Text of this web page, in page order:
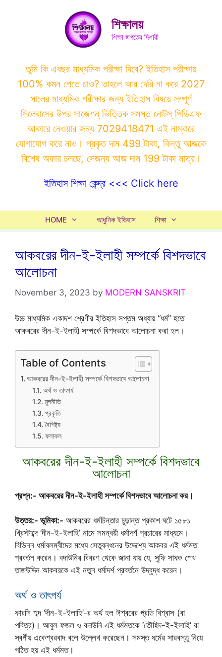
শিক্ষালয়
শিক্ষা জগতের দিশারী
তুমি কি এবছর মাধ্যমিক পরীক্ষা দিবে? ইতিহাস পরীক্ষায়
100% কমন পেতে চাও? তাহলে আর দেরি না করে 2027
সালের মাধ্যমিক পরীক্ষার জন্য ইতিহাস বিষয়ে সম্পূর্ণ
সিলেবাসের উপর সাজেশন্ ভিত্তিক সমস্ত নোটস্ পিডিএফ
আকারে নেওয়ার জন্য 7029418471 এই নাম্বারে
যোগাযোগ করে নাও। প্রকৃত দাম 499 টাকা, কিন্তু আজকে
বিশেষ অফার চলছে, সেজন্য আজ দাম 199 টাকা মাত্র।
ইতিহাস শিক্ষা কেন্দ্র <<< Click here
HOME আধুনিক ইতিহাস শিক্ষা
আকবরের দীন-ই-ইলাহী সম্পর্কে বিশদভাবে
আলোচনা
November 3, 2023 by MODERN SANSKRIT
উচ্চ মাধ্যমিক একাদশ শ্রেণীর ইতিহাস সপ্তম অধ্যায় “ধর্ম” হতে
আকবরের দীন-ই-ইলাহী সম্পর্কে বিশদভাবে আলোচনা করা হল।
Table of Contents
আকবরের দীন-ই-ইলাহী সম্পর্কে বিশদভাবে আলোচনা
অর্থ ও তাৎপর্য
মূলনীতি
প্রকৃতি
বৈশিষ্ট্য
ফলাফল
আকবরের দীন-ই-ইলাহী সম্পর্কে বিশদভাবে
আলোচনা
প্রশ্ন:- আকবরের দীন-ই-ইলাহী সম্পর্কে বিশদভাবে আলোচনা কর।
উত্তর:- ভূমিকা:- আকবরের ধর্মচিন্তার চূড়ান্ত প্রকাশ ঘটে ১৫৮১
খ্রিস্টাব্দে ‘দীন-ই-ইলাহি’ নামে সমন্বয়ী ধর্মাদর্শ প্রচারের মাধ্যমে।
বিভিন্ন ধর্মাবলম্বীদের মধ্যে সেতুবন্ধনের উদ্দেশ্যে আকবর এই ধর্মমত
প্রবর্তন করেন। বদাউনির বিবরণ থেকে জানা যায় যে, সুফি সাধক শেখ
তাজউদ্দিন আকবরকে এই নতুন ধর্মাদর্শ প্রবর্তনে উদ্বুদ্ধ করেন।
অর্থ ও তাৎপর্য
ফারসি শব্দ ‘দীন-ই-ইলাহি’-র অর্থ হল ঈশ্বরের প্রতি বিশ্বাস (বা
পবিত্র)। আবুল ফজল ও বদাউনি এই ধর্মমতকে ‘তৌহিদ-ই-ইলাহি’ বা
স্বর্গীয় একেশ্বরবাদ বলে উল্লেখ করেছেন। সমস্ত ধর্মের সারবস্তু নিয়ে
গঠিত হয় এই ধর্মমত।